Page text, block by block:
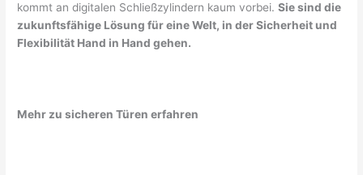
kommt an digitalen Schließzylindern kaum vorbei.Sie sind die
zukunftsfähige Lösung für eine Welt, in der Sicherheit und
Flexibilität Hand in Hand gehen.
Mehr zu sicheren Türen erfahren